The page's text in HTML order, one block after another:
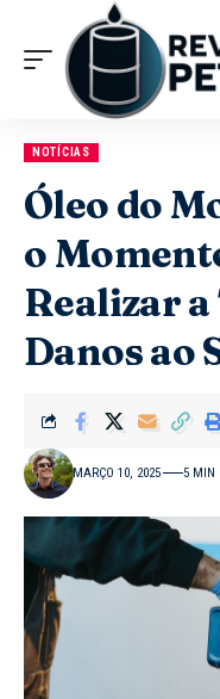
NOTÍCIAS
Óleo do
o
Realizar
Danos ao
MARÇO 10, 2025 5 MIN